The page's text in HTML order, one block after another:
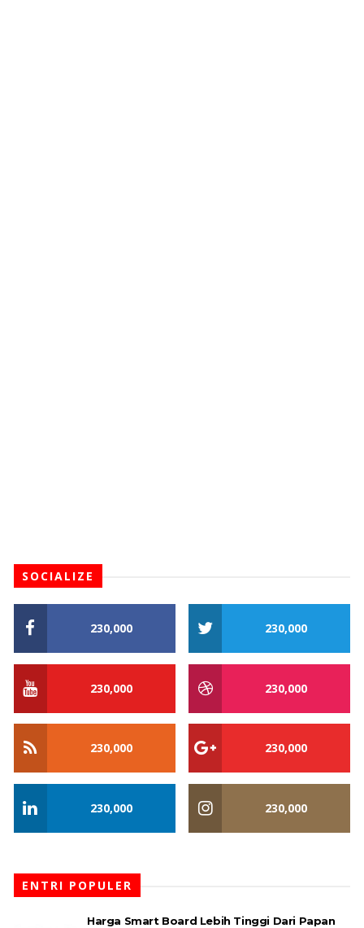
SOCIALIZE
230,000 230,000
230,000 230,000
230,000 230,000
230,000 230,000
ENTRI POPULER
Harga Smart Board Lebih Tinggi Dari Papan